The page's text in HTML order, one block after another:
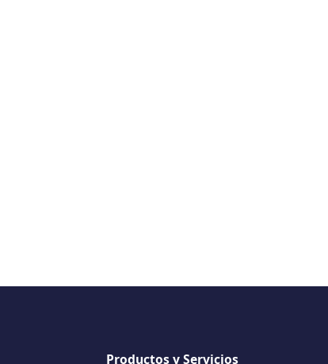
Productos y Servicios